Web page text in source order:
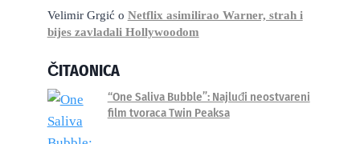
Velimir Grgić o Netflix asimilirao Warner, strah i
bijes zavladali Hollywoodom
ČITAONICA
“One Saliva Bubble”: Najluđi neostvareni
film tvoraca Twin Peaksa